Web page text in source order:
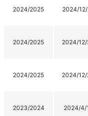
2024/2025 2024/
2024/2025 2024/
2024/2025 2024/
2023/2024 2024/4/